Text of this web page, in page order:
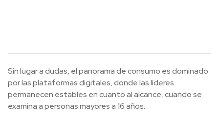
Sin lugar a dudas, el panorama de consumo es dominado
por las plataformas digitales, donde las líderes
permanecen estables en cuanto al alcance, cuando se
examina a personas mayores a 16 años.